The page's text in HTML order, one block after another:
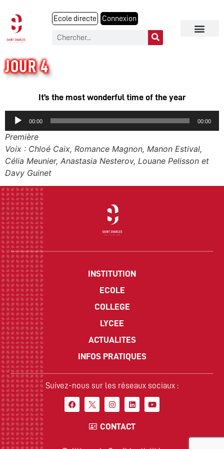
Ecole directe Connexion
JOUR 4
It’s the most wonderful time of the year
Audio
00:00 00:00
Première
Voix : Chloé Caix, Romance Magnon, Manon Estival,
Célia Meunier, Anastasia Nesterov, Louane Pelisson et
Davy Guinet
INSTITUTION
ECOLE
COLLEGE
LYCEE
ACTUALITES
INFOS PRATIQUES
Suivez-nous sur les réseaux sociaux :
CONTACT